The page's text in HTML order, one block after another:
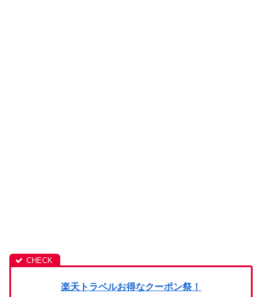
楽天トラベルお得なクーポン祭！